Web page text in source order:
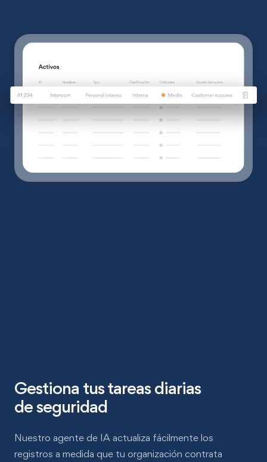
Gestiona tus tareas diarias
de seguridad
Nuestro agente de IA actualiza fácilmente los
registros a medida que tu organización contrata